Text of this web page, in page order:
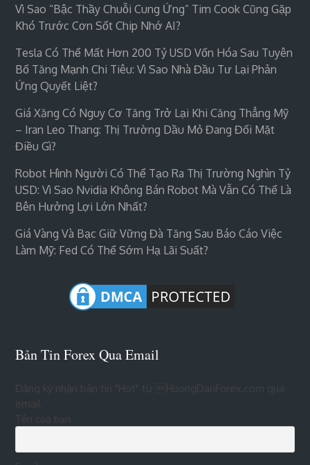
Vì Sao “bậc Thầy Chuỗi Cung Ứng” Tim Cook Cũng Gặp
Khó Trước Cơn Sốt Chip Nhớ AI?
Tesla Có Thể Mất Hơn 200 Tỷ USD Vốn Hóa Sau Tuyên
Bố Tăng Mạnh Chi Tiêu: Vì Sao Nhà Đầu Tư Lại Phản
Ứng Quyết Liệt?
Giá Xăng Có Nguy Cơ Tăng Trở Lại Khi Căng Thẳng Mỹ
– Iran Leo Thang: Thị Trường Dầu Mỏ Đang Đối Mặt
Điều Gì?
Robot Hình Người Có Thể Tạo Ra Thị Trường Nghìn Tỷ
USD: Vì Sao Nvidia Không Bán Robot Mà Vẫn Có Thể Là
Bên Hưởng Lợi Lớn Nhất?
Giá Vàng Và Bạc Giữ Vững Đà Tăng Sau Báo Cáo Việc
Làm Mỹ: Fed Có Thể Sớm Hạ Lãi Suất?
Bản Tin Forex Qua Email
Đăng ký nhận bản tin "Hot" từ HuongDanForex.com qua
Tên của bạn